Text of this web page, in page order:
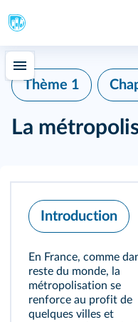
Thème 1
La
Introduction
En France, comme
reste du monde, la
métropolisation se
renforce au profit de
quelques villes et